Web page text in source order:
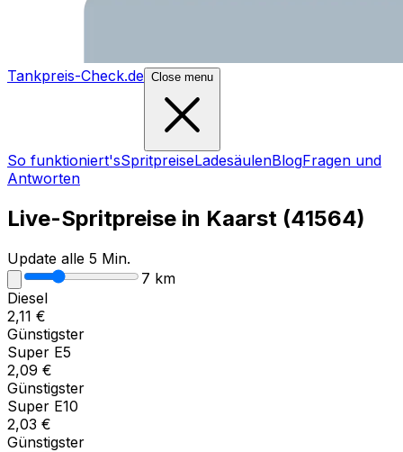
Tankpreis-Check.de Close menu
So funktioniert'sSpritpreiseLadesäulenBlogFragen und
Antworten
Live-Spritpreise in Kaarst (41564)
Update alle 5 Min.
7 km
Diesel
2,11 €
Günstigster
Super E5
2,09 €
Günstigster
Super E10
2,03 €
Günstigster